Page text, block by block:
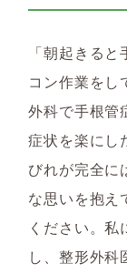
「朝起きる
コン作業をし
外科で手根管
症状を楽にし
びれが完全
な思いを抱え
ください。私
し、整形外科